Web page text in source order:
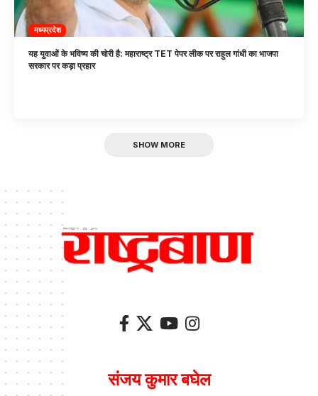
मध्यप्रदेश
यह युवाओं के भविष्य की चोरी है: महाराष्ट्र TET पेपर लीक पर राहुल गांधी का भाजपा
सरकार पर कड़ा प्रहार
SHOW MORE
संजय कुमार बघेल